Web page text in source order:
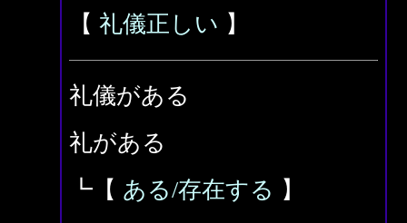
【 礼儀正しい 】
礼儀がある
礼がある
┗【 ある/存在する 】